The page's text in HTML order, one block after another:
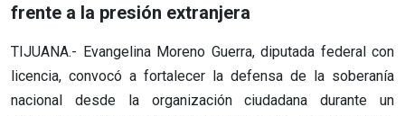
frente a la presión extranjera
TIJUANA.- Evangelina Moreno Guerra, diputada federal con
licencia, convocó a fortalecer la defensa de la soberanía
nacional desde la organización ciudadana durante un